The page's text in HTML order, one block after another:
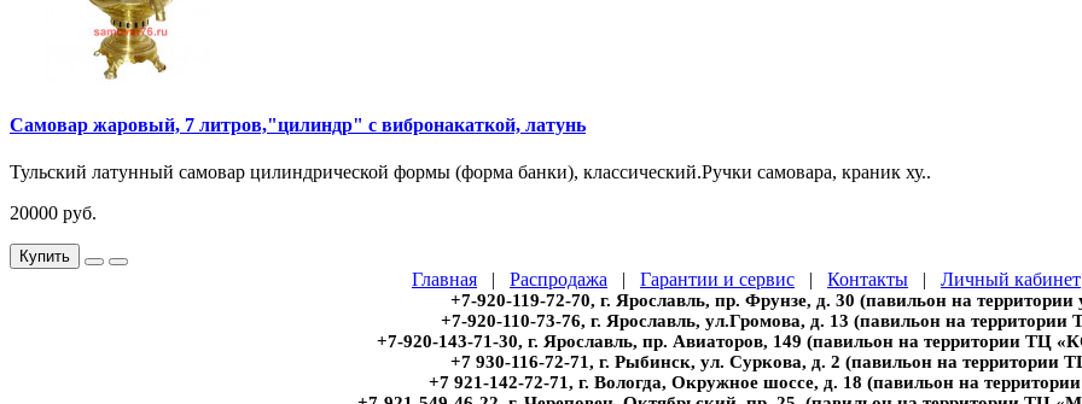
Самовар жаровый, 7 литров,"цилиндр" с вибронакаткой, латунь
Тульский латунный самовар цилиндрической формы (форма банки), классический.Ручки самовара, краник ху..
20000 руб.
Купить
Главная | Распродажа | Гарантии и сервис | Контакты | Личный кабинет
+7-920-119-72-70, г. Ярославль, пр. Фрунзе, д. 30 (павильон на
+7-920-110-73-76, г. Ярославль, ул.Громова, д. 13 (павильон на
+7-920-143-71-30, г. Ярославль, пр. Авиаторов, 149 (павильон на территории ТЦ
+7 930-116-72-71, г. Рыбинск, ул. Суркова, д. 2 (павильон на территории
+7 921-142-72-71, г. Вологда, Окружное шоссе, д. 18 (павильон на